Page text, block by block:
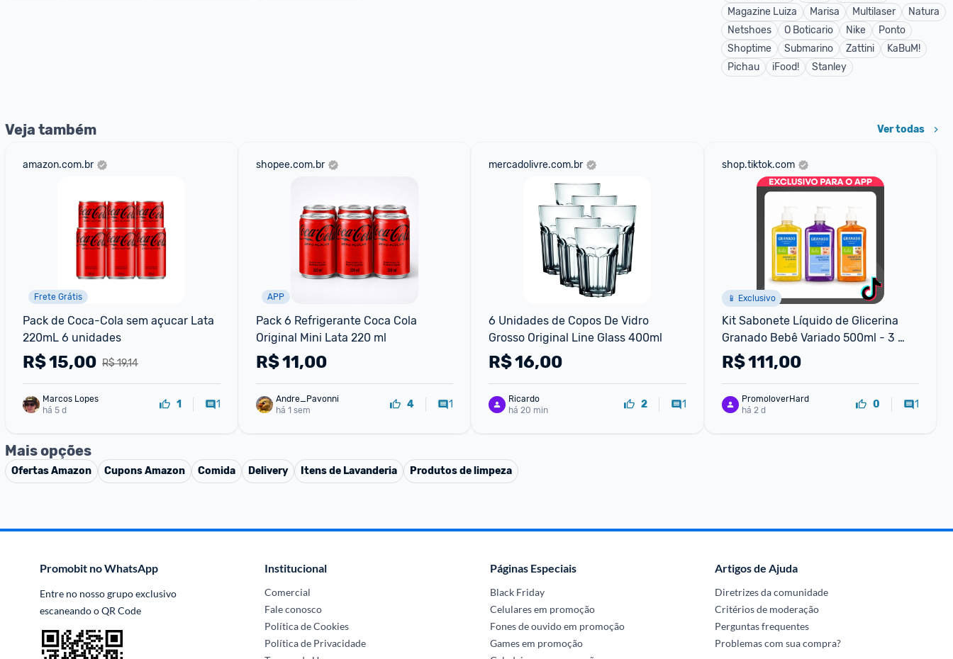
Magazine Luiza
Marisa Multilaser
Natura
Netshoes
O Boticario Nike
Ponto
Shoptime
Submarino Zattini
KaBuM!
Pichau
iFood! Stanley
Veja também Ver todas
amazon.com.br
Frete Grátis
Pack de Coca-Cola sem açucar Lata
220mL 6 unidades
R$ 19,14
R$15,00
Marcos Lopes
há 5 d
1 1
shopee.com.br
APP
Pack 6 Refrigerante Coca Cola
Original Mini Lata 220 ml
R$11,00
Andre_Pavonni
há 1 sem
4 1
mercadolivre.com.br
6 Unidades de Copos De Vidro
Grosso Original Line Glass 400ml
R$16,00
Ricardo
há 20 min
2 1
shop.tiktok.com
📱 Exclusivo
Kit Sabonete Líquido de Glicerina
Granado Bebê Variado 500ml - 3
unidades
R$111,00
PromoloverHard
há 2 d
0 1
Mais opções
OfertasAmazon CuponsAmazon Comida Delivery Itens de Lavanderia Produtos de limpeza
Promobit no WhatsApp
Entre no nosso grupo exclusivo
escaneando o QR Code
Institucional
Comercial
Fale conosco
Política de Cookies
Política de Privacidade
Páginas Especiais
Black Friday
Celulares em promoção
Fones de ouvido em promoção
Games em promoção
Artigos de Ajuda
Diretrizes da comunidade
Critérios de moderação
Perguntas frequentes
Problemas com sua compra?